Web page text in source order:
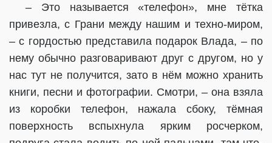
– Это называется «телефон», мне тётка
привезла, с Грани между нашим и техно-миром,
– с гордостью представила подарок Влада, – по
нему обычно разговаривают друг с другом, но у
нас тут не получится, зато в нём можно хранить
книги, песни и фотографии. Смотри, – она взяла
из коробки телефон, нажала сбоку, тёмная
поверхность вспыхнула ярким росчерком,